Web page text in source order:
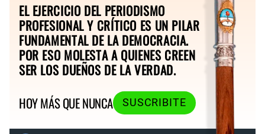
EL EJERCICIO DEL PERIODISMO
PROFESIONAL Y CRÍTICO ES UN PILAR
FUNDAMENTAL DE LA DEMOCRACIA.
POR ESO MOLESTA A QUIENES CREEN
SER LOS DUEÑOS DE LA VERDAD.
HOY MÁS QUE NUNCA
SUSCRIBITE